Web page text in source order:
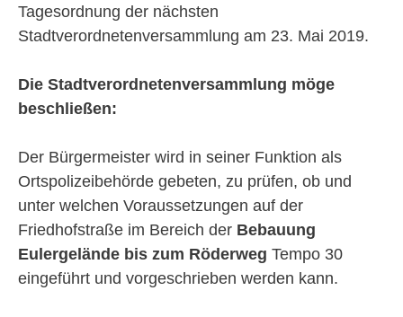
Tagesordnung der nächsten
Stadtverordnetenversammlung am 23. Mai 2019.
Die Stadtverordnetenversammlung möge
beschließen:
Der Bürgermeister wird in seiner Funktion als
Ortspolizeibehörde gebeten, zu prüfen, ob und
unter welchen Voraussetzungen auf der
Friedhofstraße im Bereich der Bebauung
Eulergelände bis zum Röderweg Tempo 30
eingeführt und vorgeschrieben werden kann.